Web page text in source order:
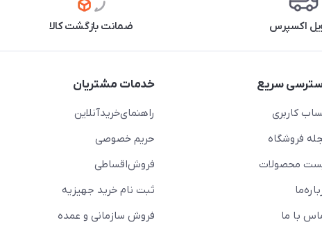
اکسپرس ضمانت بازگشت کالا
سریع
کاربری
فروشگاه
محصولات
با ما
خدمات مشتریان
راهنمای‌خرید‌آنلاین
حریم خصوصی
فروش‌اقساطی
ثبت نام خرید جهیزیه
فروش سازمانی و عمده